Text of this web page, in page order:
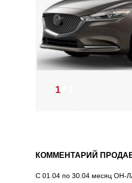
1
КОММЕНТАРИЙ
С 01.04 по 30.04 месяц ОН-